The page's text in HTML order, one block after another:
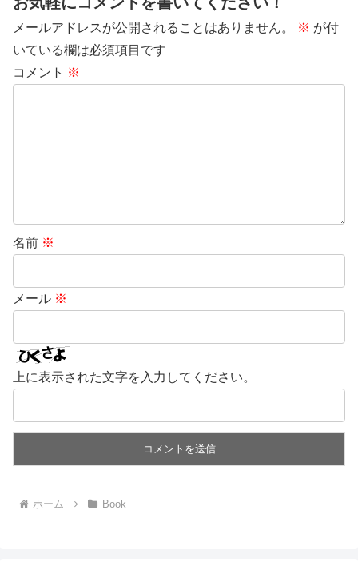
メールアドレスが公開されることはありません。 ※ が付
いている欄は必須項目です
コメント ※
名前 ※
メール ※
上に表示された文字を入力してください。
ホーム Book